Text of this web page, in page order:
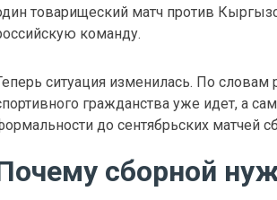
товарищеский матч против
команду.
ситуация изменилась. По
гражданства уже идет, а
до сентябрьских матчей
сборной